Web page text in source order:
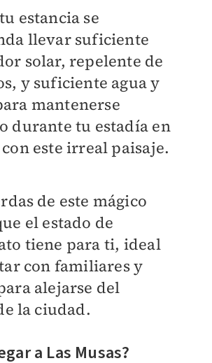
estancia se
llevar suficiente
solar, repelente de
y suficiente agua y
mantenerse
durante tu estadía en
este irreal paisaje.
de este mágico
el estado de
tiene para ti, ideal
con familiares y
alejarse del
la ciudad.
a Las Musas?